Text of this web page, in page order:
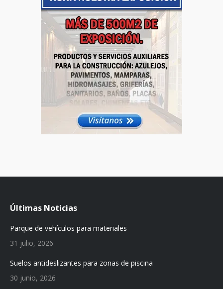
Últimas Noticias
Parque de vehículos para materiales
31 julio, 2026
Suelos antideslizantes para zonas de piscina
30 junio, 2026